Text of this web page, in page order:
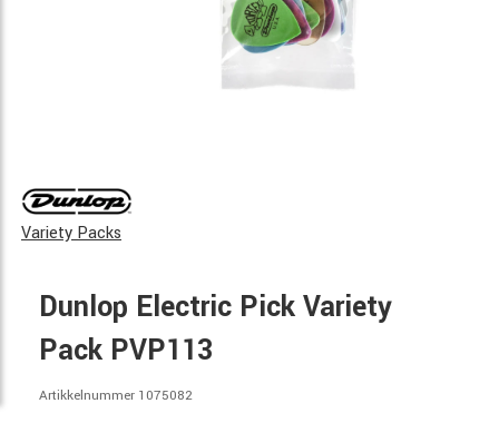
Variety Packs
Dunlop Electric Pick Variety
Pack PVP113
Artikkelnummer 1075082